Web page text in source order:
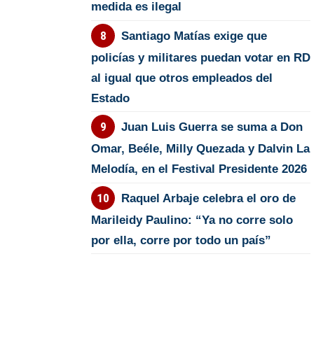
medida es ilegal
Santiago Matías exige que
policías y militares puedan votar en RD
al igual que otros empleados del
Estado
Juan Luis Guerra se suma a Don
Omar, Beéle, Milly Quezada y Dalvin La
Melodía, en el Festival Presidente 2026
Raquel Arbaje celebra el oro de
Marileidy Paulino: “Ya no corre solo
por ella, corre por todo un país”